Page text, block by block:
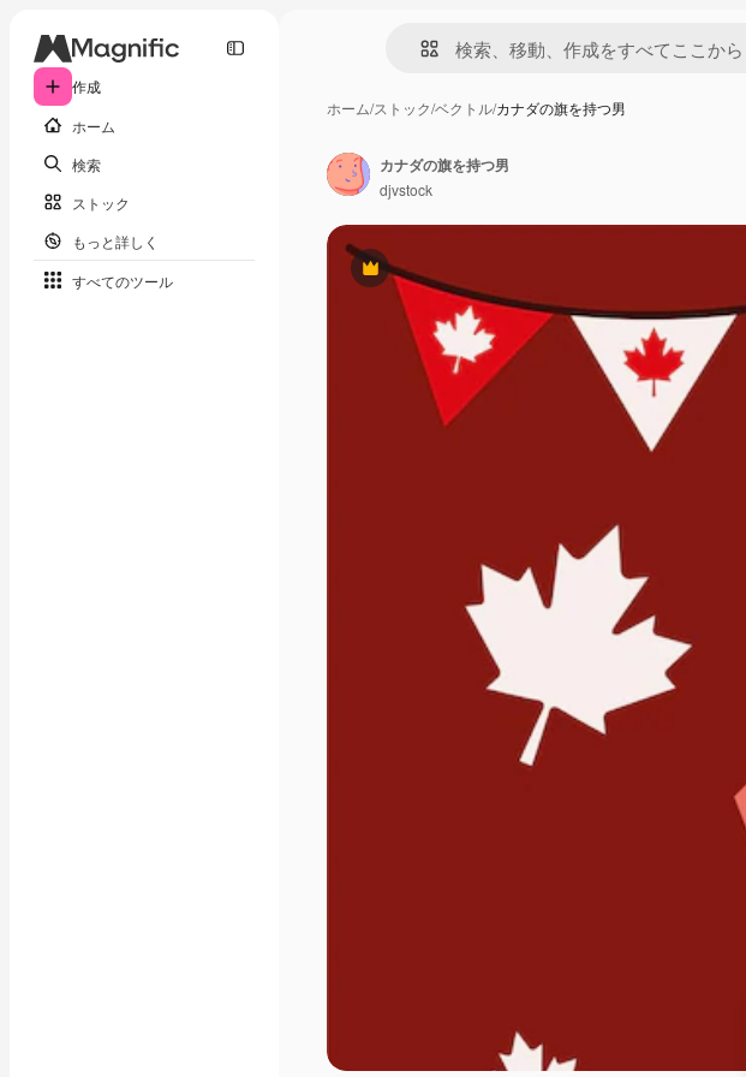
作成
ホーム
検索
ストック
もっと詳しく
すべてのツール
ホーム/ストック/ベクトル/カナダの旗を持つ男
Premium
カナダの旗を持つ男
djvstock